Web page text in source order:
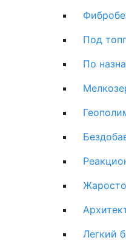
Под
По
Легкий